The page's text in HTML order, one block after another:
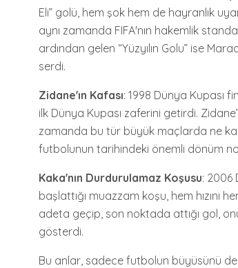
Eli” golü, hem şok hem de hayranlık
aynı zamanda FIFA'nın hakemlik
ardından gelen “Yüzyılın Golu” ise
serdi.
Zidane'ın Kafası: 1998 Dünya Kupası
ilk Dünya Kupası zaferini getirdi.
zamanda bu tür büyük maçlarda ne
futbolunun tarihindeki önemli dönüm
Kaka'nın Durdurulamaz Koşusu: 2006
başlattığı muazzam koşu, hem hızını
adeta geçip, son noktada attığı gol,
gösterdi.
Bu anlar, sadece futbolun büyüsünü